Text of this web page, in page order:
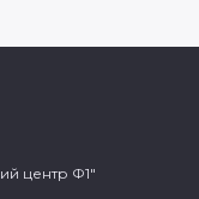
центр Ф1"